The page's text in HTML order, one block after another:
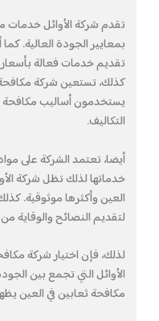
تقدم شركة الأوائل خدمات
بمعايير الجودة العالية.
تقديم خدمات فعالة بأسعار
كذلك، تستعين شركة
يستخدمون أساليب مكافحة
التكاليف.
أيضا، تعتمد الشركة على
خدماتها لذلك تظل شركة
العين وأكثرها موثوقية.
لتقديم النصائح والوقاية من
لذلك، فإن اختيار شركة
الأوائل التي تجمع بين
مكافحة ثعابين في العين